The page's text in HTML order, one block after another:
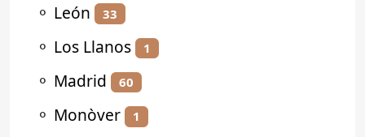
⚬ León 33
⚬ Los Llanos 1
⚬ Madrid 60
⚬ Monòver 1